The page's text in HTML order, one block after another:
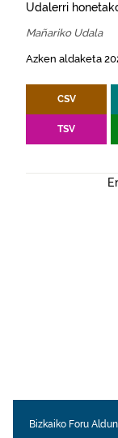
Udalerri
Mañariko Udala
Azken aldaketa
CSV
TSV
Bizkaiko Foru